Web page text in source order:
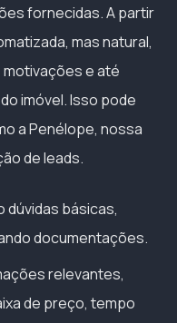
fornecidas. A partir
mas natural,
e até
imóvel. Isso pode
a Penélope, nossa
de leads.
dúvidas básicas,
documentações.
relevantes,
de preço, tempo